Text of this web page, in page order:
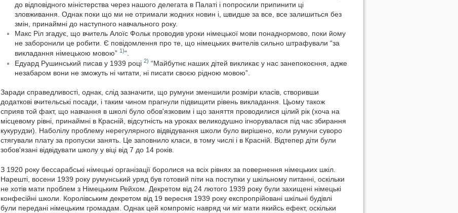
до відповідного міністерства через нашого делегата в Палаті і попросили припинити ці
зловживання. Однак поки що ми не отримали жодних новин і, швидше за все, все залишиться без
змін, принаймні до наступного навчального року.
Макс Ріл згадує, що вчитель Алоїс Фольк проводив уроки німецької мови понаднормово, поки йому
не заборонили це робити. Є повідомлення про те, що німецьких вчителів сильно штрафували “за
викладання німецькою мовою” 1)“.
Едуард Рушинський писав у 1939 році 2) “Майбутнє наших дітей викликає у нас занепокоєння, адже
незабаром вони не зможуть ні читати, ні писати своєю рідною мовою”.
Заради справедливості, однак, слід зазначити, що румуни зменшили розміри класів, створивши
додаткові вчительські посади, і таким чином прагнули підвищити рівень викладання. Цьому також
сприяв той факт, що навчання в школі було обов'язковим і що заняття проводилися цілий рік (хоча на
місцевому рівні, принаймні в Красній, відсутність на уроках великодушно ігнорувалася під час збирання
кукурудзи). Наболілу проблему нерегулярного відвідування школи було вирішено, коли румуни суворо
стягували плату за пропуски занять. Це заповнило класи, в тому числі і в Красній. Відтепер діти були
зобов'язані відвідувати школу у віці від 7 до 14 років.
З 1920 року бессарабські німецькі організації боролися на всіх рівнях за повернення німецьких шкіл.
Нарешті, восени 1939 року румунський уряд був готовий піти на поступки у шкільному питанні, оскільки
не хотів мати проблем з Німецьким Рейхом. Декретом від 24 лютого 1939 року були захищені німецькі
конфесійні школи. Королівським декретом від 19 вересня 1939 року експропрійовані шкільні будівлі
були передані німецьким громадам. Однак цей компроміс навряд чи міг мати якийсь ефект, оскільки